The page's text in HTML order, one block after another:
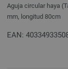
Aguja circular haya
mm, longitud 80cm
EAN: